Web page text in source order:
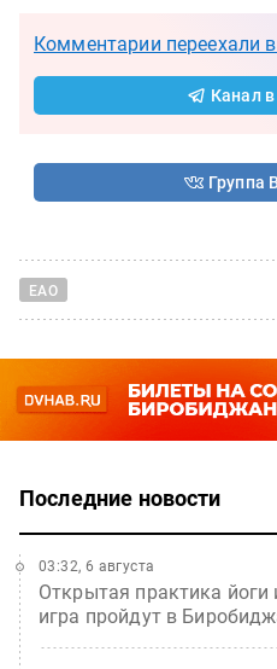
Комментарии переехали
Канал
Группа
ЕАО
Последние новости
Открытая практика
игра пройдут в
03:32, 6 августа